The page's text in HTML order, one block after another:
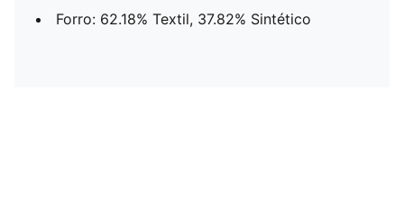
Forro: 62.18% Textil, 37.82% Sintético